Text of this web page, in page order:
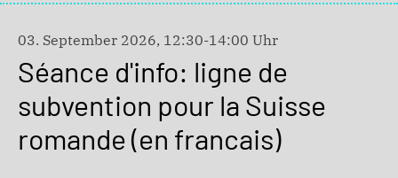
03. September 2026, 12:30-14:00 Uhr
Séance d'info: ligne de
subvention pour la Suisse
romande (en francais)